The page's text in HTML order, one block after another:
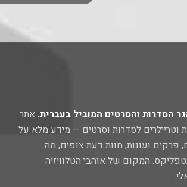
אתר
וטריילרים לסדרות וסרטים — מידע מלא על
פרקים ועונות, חוות דעת צופים, מה
המקום של אוהבי הטלוויזיה